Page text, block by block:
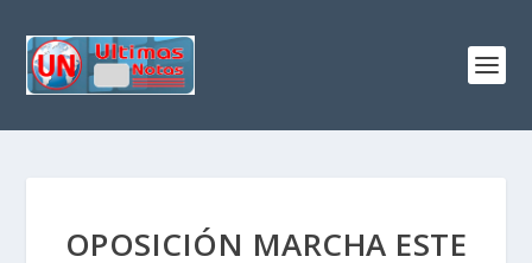
OPOSICIÓN MARCHA ESTE